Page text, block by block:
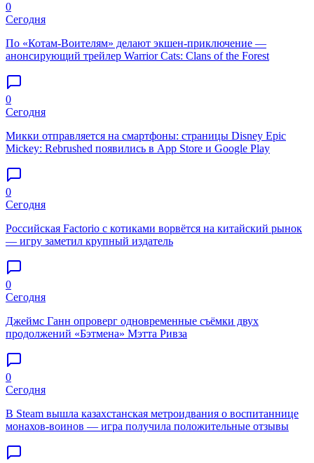
0
Сегодня
По «Котам-Воителям» делают экшен-приключение —
анонсирующий трейлер Warrior Cats: Clans of the Forest
0
Сегодня
Микки отправляется на смартфоны: страницы Disney Epic
Mickey: Rebrushed появились в App Store и Google Play
0
Сегодня
Российская Factorio с котиками ворвётся на китайский рынок
— игру заметил крупный издатель
0
Сегодня
Джеймс Ганн опроверг одновременные съёмки двух
продолжений «Бэтмена» Мэтта Ривза
0
Сегодня
В Steam вышла казахстанская метроидвания о воспитаннице
монахов-воинов — игра получила положительные отзывы